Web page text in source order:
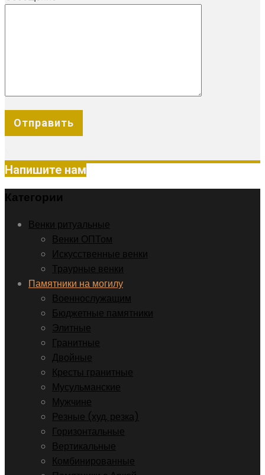
Напишите нам
Категории
Венки ритуальные
Венки ОПТом
Искусственные венки
Траурные венки
Памятники на могилу
Военнослужащим
Бюджетные памятники
Элитные
Гранитные
Двойные
Кресты гранитные
Мусульманские
Мужчине
Резные (худ. резка)
Горизонтальные
Вертикальные
Комбинированные